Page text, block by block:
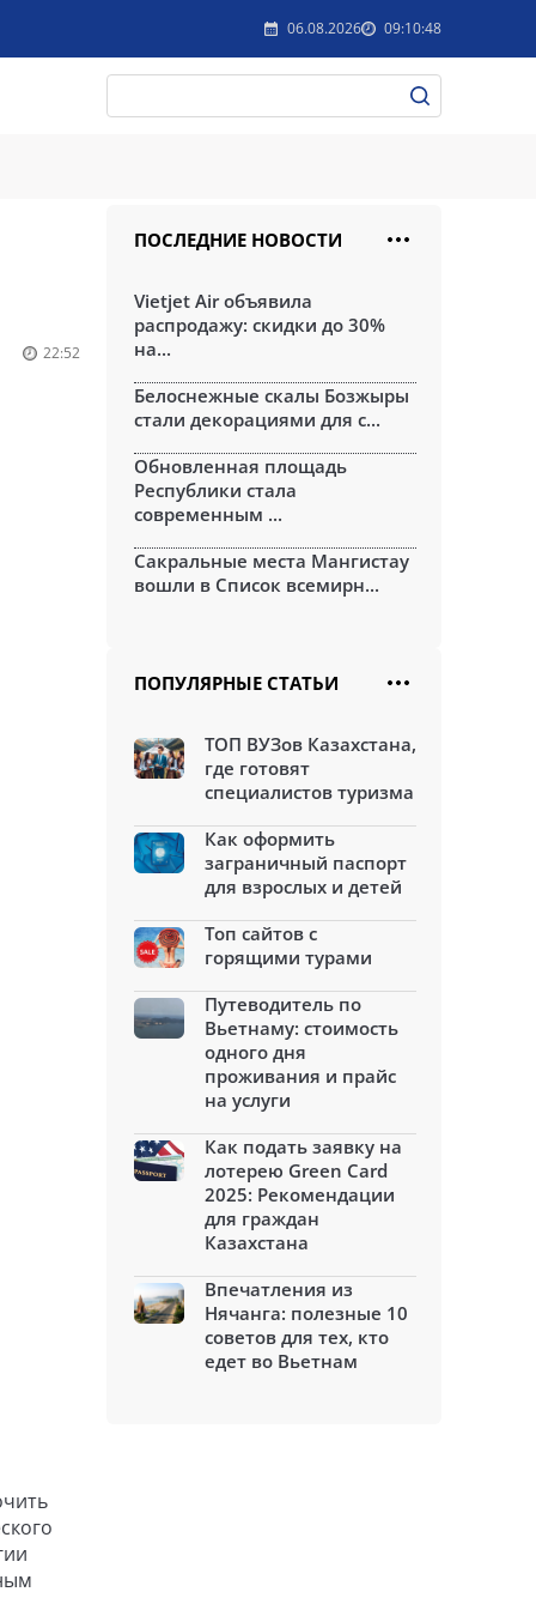
06.08.2026 09:10:48
22:52
ПОСЛЕДНИЕ НОВОСТИ
Vietjet Air объявила
распродажу: скидки до 30%
на...
Белоснежные скалы Бозжыры
стали декорациями для с...
Обновленная площадь
Республики стала
современным ...
Сакральные места Мангистау
вошли в Список всемирн...
ПОПУЛЯРНЫЕ СТАТЬИ
ТОП ВУЗов Казахстана,
где готовят
специалистов туризма
Как оформить
заграничный паспорт
для взрослых и детей
Топ сайтов с
горящими турами
Путеводитель по
Вьетнаму: стоимость
одного дня
проживания и прайс
на услуги
Как подать заявку на
лотерею Green Card
2025: Рекомендации
для граждан
Казахстана
Впечатления из
Нячанга: полезные 10
советов для тех, кто
едет во Вьетнам